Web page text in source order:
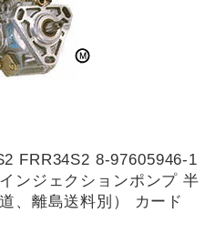
FRR34S2 8-97605946-1
ンジェクションポンプ 半
、離島送料別） カード